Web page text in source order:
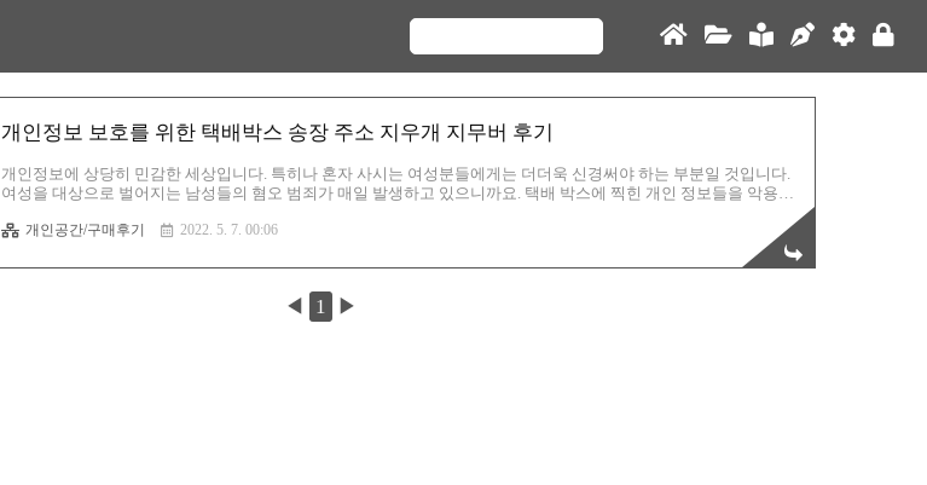
개인정보 보호를 위한 택배박스 송장 주소 지우개 지무버 후기
개인정보에 상당히 민감한 세상입니다. 특히나 혼자 사시는 여성분들에게는 더더욱 신경써야 하는 부분일 것입니다.
여성을 대상으로 벌어지는 남성들의 혐오 범죄가 매일 발생하고 있으니까요. 택배 박스에 찍힌 개인 정보들을 악용해
다. 남성이 남성을 살해하는 경우도 종종 있기 때문이죠. 꼭 이것뿐만 아니라 개인정보를 수집해서 악용하는 세력도 있
으니 조심해야 할 것입니다. 그래서 알아봤습니다. 혹시 택배박스에 기록된 주소를 손 쉽게 제거할 수 있는 제품들이
있을까 하구요. 역시 있었습니다. 기존에 생각했던 방법들은 다음과 같습니다. 1. 택배 송장 스티커 제거 후 찢어갈기기
개인공간/구매후기 2022. 5. 7. 00:06
◀ 1 ▶